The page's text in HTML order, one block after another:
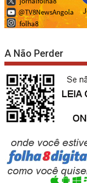
A Não Perder